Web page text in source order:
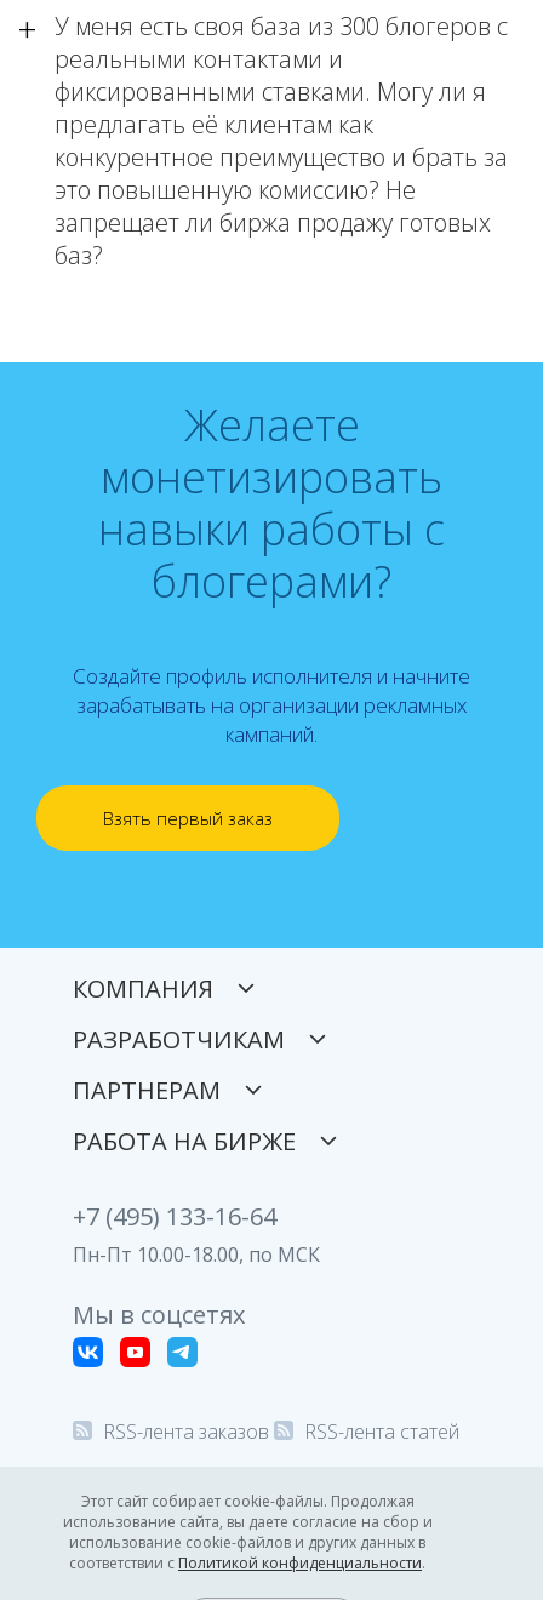
У меня есть своя база из 300 блогеров с
реальными контактами и
фиксированными ставками. Могу ли я
предлагать её клиентам как
конкурентное преимущество и брать за
это повышенную комиссию? Не
запрещает ли биржа продажу готовых
баз?
Желаете
монетизировать
навыки работы с
блогерами?
Создайте профиль исполнителя и начните
зарабатывать на организации рекламных
кампаний.
Взять первый заказ
Этот сайт собирает cookie-файлы. Продолжая
использование сайта, вы даете согласие на сбор и
использование cookie-файлов и других данных в
соответствии с Политикой конфиденциальности.
КОМПАНИЯ
РАЗРАБОТЧИКАМ
ПАРТНЕРАМ
РАБОТА НА БИРЖЕ
+7 (495) 133-16-64
Пн-Пт 10.00-18.00, по МСК
Мы в соцсетях
RSS-лента заказов RSS-лента статей
© 2008-2026 Все права защищены.
Политика конфиденциальности
GMT +3 7.08.2026